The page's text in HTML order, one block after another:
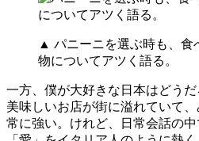
▲ パニーニを選ぶ時も、食
物についてアツく語る。
一方、僕が大好きな日本はどう
美味しいお店が街に溢れていて
常に強い。けれど、日常会話の